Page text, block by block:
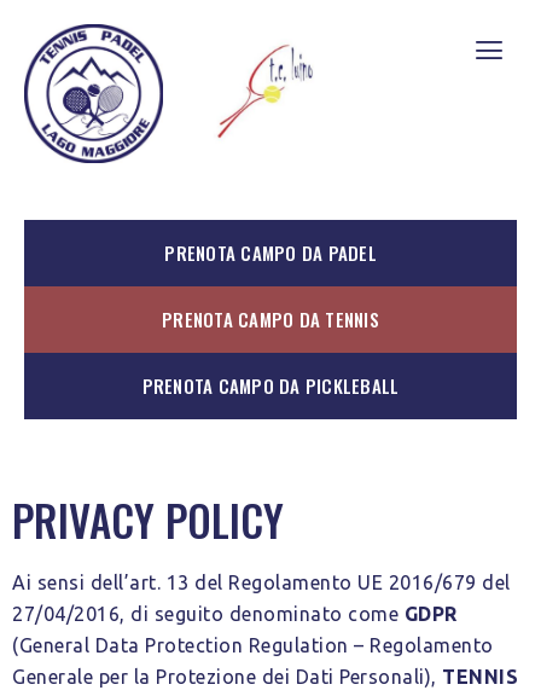
PRENOTA CAMPO DA PICKLEBALL
PRENOTA CAMPO DA PADEL
PRENOTA CAMPO DA TENNIS
PRIVACY POLICY
Ai sensi dell’art. 13 del Regolamento UE 2016/679 del
27/04/2016, di seguito denominato come GDPR
(General Data Protection Regulation – Regolamento
Generale per la Protezione dei Dati Personali), TENNIS